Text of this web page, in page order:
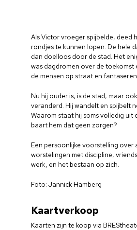
Als Victor vroeger spijbelde, deed
rondjes te kunnen lopen. De hele
dan doelloos door de stad. Het
was dagdromen over de toekomst
de mensen op straat en
Nu hij ouder is, is de stad, maar
veranderd. Hij wandelt en spijbelt
Waarom staat hij soms volledig uit
baart hem dat geen zorgen?
Een persoonlijke voorstelling over
worstelingen met discipline,
werk, en het bestaan op zich.
Foto: Jannick Hamberg
Kaartverkoop
Kaarten zijn te koop via